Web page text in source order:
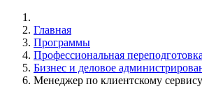
Главная
Программы
Профессиональная переподготовка
Бизнес и деловое
Менеджер по клиентскому